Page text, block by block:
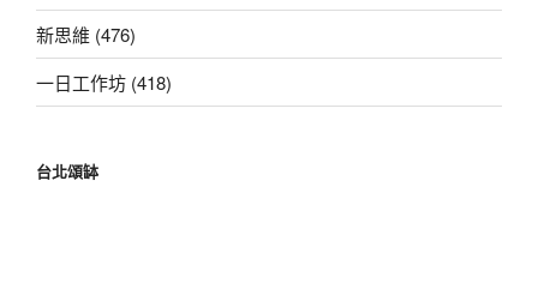
新思維 (476)
一日工作坊 (418)
台北頌缽